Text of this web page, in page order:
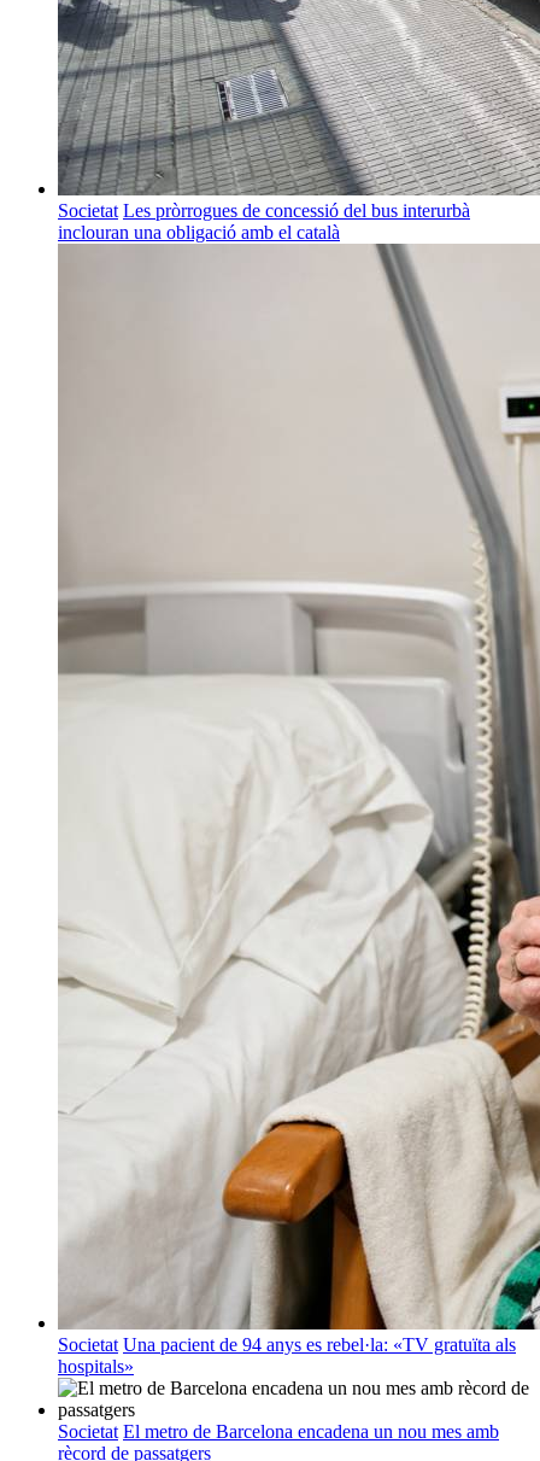
Societat Les pròrrogues de concessió del bus interurbà
inclouran una obligació amb el català
Societat Una pacient de 94 anys es rebel·la: «TV gratuïta als
hospitals»
Societat El metro de Barcelona encadena un nou mes amb
rècord de passatgers